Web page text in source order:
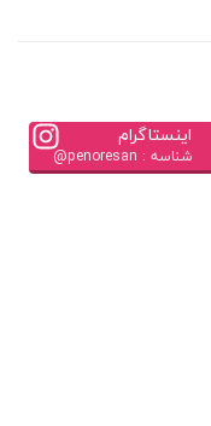
اینستاگرام
شناسه : penoresan@